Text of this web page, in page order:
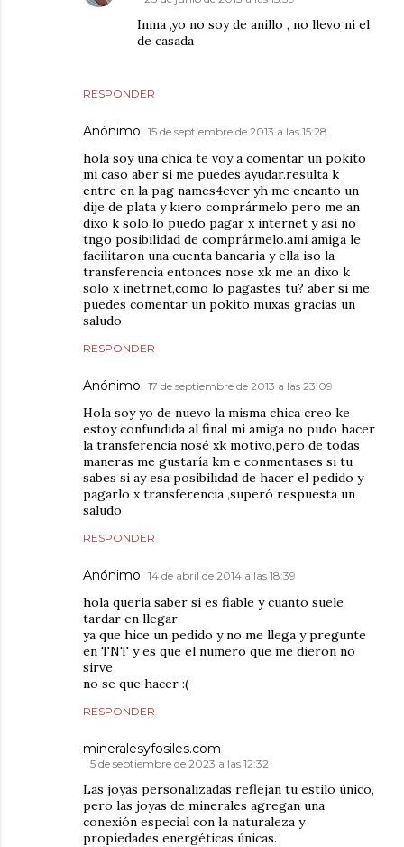
RESPONDER
Inma ,yo no soy de anillo , no llevo ni el
de casada
Anónimo 15 de septiembre de 2013 a las 15:28
hola soy una chica te voy a comentar un pokito
mi caso aber si me puedes ayudar.resulta k
entre en la pag names4ever yh me encanto un
dije de plata y kiero comprármelo pero me an
dixo k solo lo puedo pagar x internet y asi no
tngo posibilidad de comprármelo.ami amiga le
facilitaron una cuenta bancaria y ella iso la
transferencia entonces nose xk me an dixo k
solo x inetrnet,como lo pagastes tu? aber si me
puedes comentar un pokito muxas gracias un
saludo
RESPONDER
Anónimo 17 de septiembre de 2013 a las 23:09
Hola soy yo de nuevo la misma chica creo ke
estoy confundida al final mi amiga no pudo hacer
la transferencia nosé xk motivo,pero de todas
maneras me gustaría km e conmentases si tu
sabes si ay esa posibilidad de hacer el pedido y
pagarlo x transferencia ,superó respuesta un
saludo
RESPONDER
Anónimo 14 de abril de 2014 a las 18:39
hola queria saber si es fiable y cuanto suele
tardar en llegar
ya que hice un pedido y no me llega y pregunte
en TNT y es que el numero que me dieron no
sirve
no se que hacer :(
RESPONDER
mineralesyfosiles.com
5 de septiembre de 2023 a las 12:32
Las joyas personalizadas reflejan tu estilo único,
pero las joyas de minerales agregan una
conexión especial con la naturaleza y
propiedades energéticas únicas.